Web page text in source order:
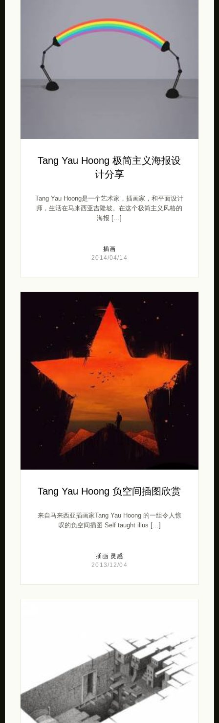
Tang Yau Hoong 极简主义海报设
计分享
Tang Yau Hoong是一个艺术家，插画家，和平面设计
师，生活在马来西亚吉隆坡。在这个极简主义风格的
海报 […]
插画
2014/04/14
Tang Yau Hoong 负空间插图欣赏
来自马来西亚插画家Tang Yau Hoong 的一组令人惊
叹的负空间插图 Self taught illus […]
插画 灵感
2013/12/04